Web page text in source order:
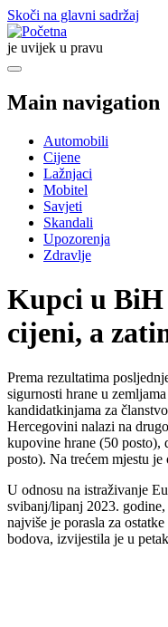
Skoči na glavni sadržaj
je uvijek u pravu
Main navigation
Automobili
Cijene
Lažnjaci
Mobitel
Savjeti
Skandali
Upozorenja
Zdravlje
Kupci u
cijeni, a
Prema rezultatima
sigurnosti hrane u
kandidatkinjama za
Hercegovini nalazi na
kupovine hrane (50 posto),
posto). Na trećem mjestu je
U odnosu na istraživanje
svibanj/lipanj 2023.
najviše je porasla za
bodova, izvijestila je u